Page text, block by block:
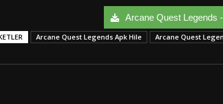
Arcane Quest Legends
Arcane Quest Legends Apk Hile Arcane Quest